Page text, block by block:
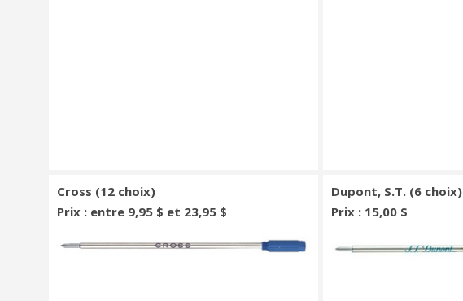
Cross (12 choix)
Prix : entre 9,95 $ et 23,95 $
Dupont, S.T. (6 choix)
Prix : 15,00 $